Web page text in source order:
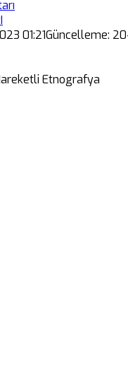
01:21Güncelleme: